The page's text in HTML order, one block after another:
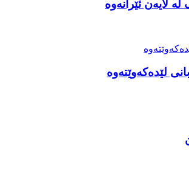
لایەن ئێرانەوە
لێدەکەوێتەوە